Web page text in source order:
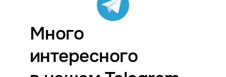
Много
интересного